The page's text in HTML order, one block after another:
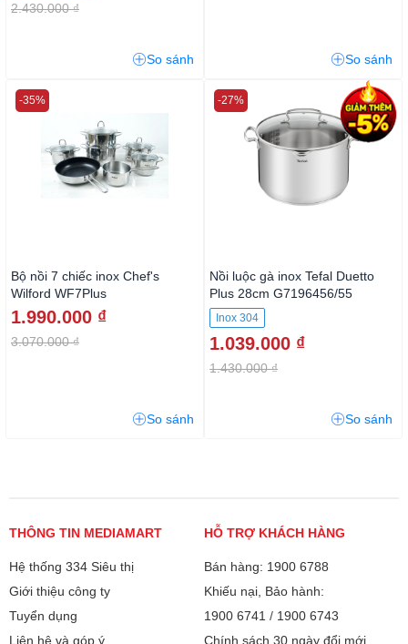
2.430.000 ₫
So sánh So sánh
Bộ nồi 7 chiếc inox Chef's
Wilford WF7Plus
1.990.000 ₫
3.070.000 ₫
-35%
So sánh
Nồi luộc gà inox Tefal Duetto
Plus 28cm G7196456/55
Inox 304
1.039.000 ₫
1.430.000 ₫
-27%
So sánh
THÔNG TIN MEDIAMART
Hệ thống 334 Siêu thị
Giới thiệu công ty
Tuyển dụng
Liên hệ và góp ý
HỖ TRỢ KHÁCH HÀNG
Bán hàng: 1900 6788
Khiếu nại, Bảo hành:
1900 6741 / 1900 6743
Chính sách 30 ngày đổi mới